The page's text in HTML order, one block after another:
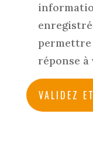
permettre
réponse à
VALIDEZ